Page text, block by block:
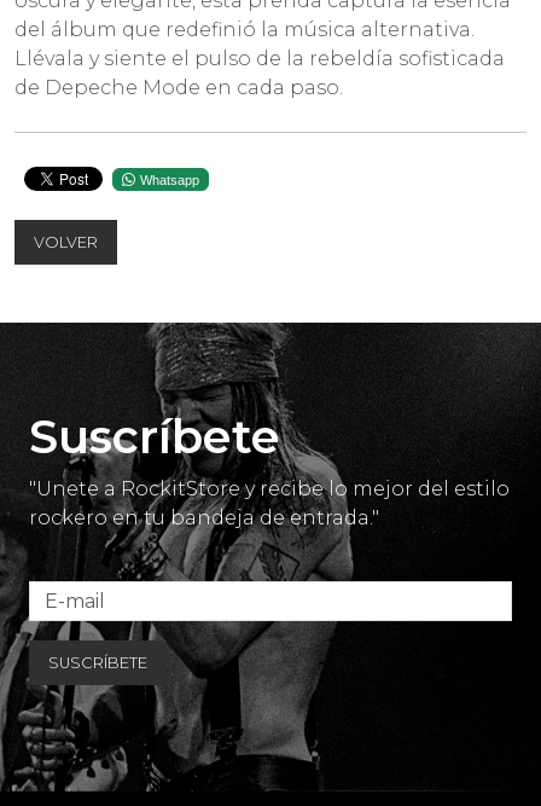
del álbum que redefinió la música alternativa.
Llévala y siente el pulso de la rebeldía sofisticada
de Depeche Mode en cada paso.
Whatsapp
VOLVER
Suscríbete
"Unete a RockitStore y recibe lo mejor del estilo
rockero en tu bandeja de entrada."